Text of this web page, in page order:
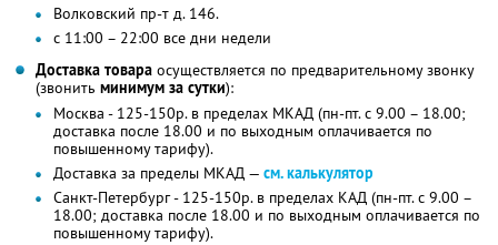
Волковский пр-т д. 146.
с 11:00 – 22:00 все дни недели
Доставка товара осуществляется по предварительному звонку
(звонить минимум за сутки):
Москва - 125-150р. в пределах МКАД (пн-пт. с 9.00 – 18.00;
доставка после 18.00 и по выходным оплачивается по
повышенному тарифу).
Доставка за пределы МКАД — см. калькулятор
Санкт-Петербург - 125-150р. в пределах КАД (пн-пт. с 9.00 –
18.00; доставка после 18.00 и по выходным оплачивается по
повышенному тарифу).